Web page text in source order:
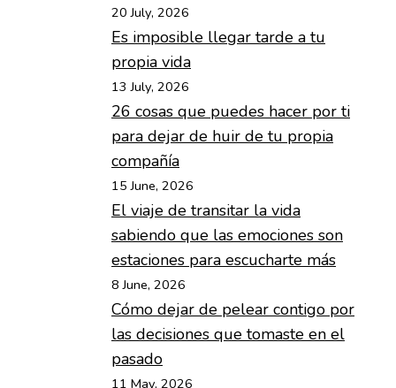
20 July, 2026
Es imposible llegar tarde a tu
propia vida
13 July, 2026
26 cosas que puedes hacer por ti
para dejar de huir de tu propia
compañía
15 June, 2026
El viaje de transitar la vida
sabiendo que las emociones son
estaciones para escucharte más
8 June, 2026
Cómo dejar de pelear contigo por
las decisiones que tomaste en el
pasado
11 May, 2026